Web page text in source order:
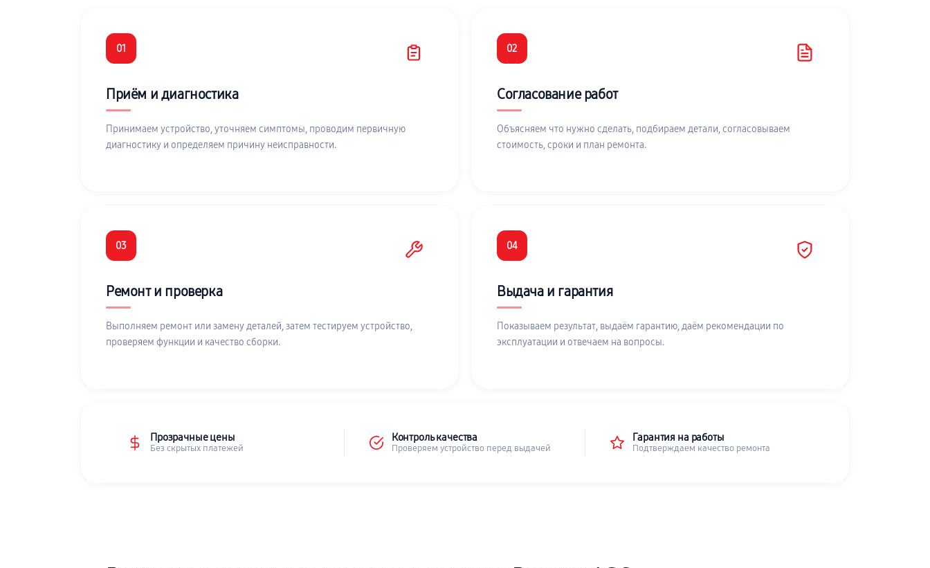
01
Приём и диагностика
Принимаем устройство, уточняем симптомы, проводим первичную
диагностику и определяем причину неисправности.
02
Согласование работ
Объясняем что нужно сделать, подбираем детали, согласовываем
стоимость, сроки и план ремонта.
03
Ремонт и проверка
Выполняем ремонт или замену деталей, затем тестируем устройство,
проверяем функции и качество сборки.
04
Выдача и гарантия
Показываем результат, выдаём гарантию, даём рекомендации по
эксплуатации и отвечаем на вопросы.
Прозрачные цены
Без скрытых платежей
Контроль качества
Проверяем устройство перед выдачей
Гарантия на работы
Подтверждаем качество ремонта